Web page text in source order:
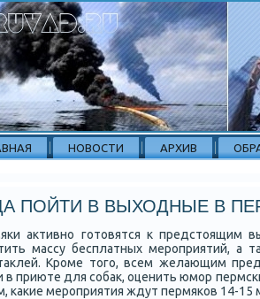
НОВОСТИ АРХИВ
ПОЙТИ В ВЫХОДНЫЕ В
активно готовятся к
массу бесплатных мероприятий, а
Кроме того, всем желающим
в приюте для собак, оценить юмор
какие мероприятия ждут пермяков 14-